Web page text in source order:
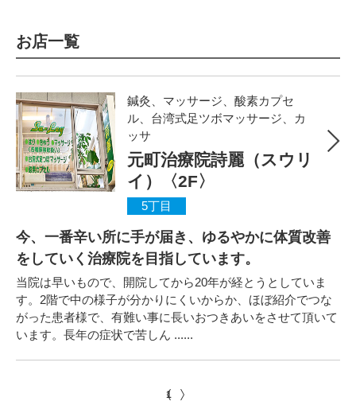
お店一覧
鍼灸、マッサージ、酸素カプセ
ル、台湾式足ツボマッサージ、カ
ッサ
元町治療院詩麗（スウリ
イ）〈2F〉
5丁目
今、一番辛い所に手が届き、ゆるやかに体質改善
をしていく治療院を目指しています。
当院は早いもので、開院してから20年が経とうとしていま
す。2階で中の様子が分かりにくいからか、ほぼ紹介でつな
がった患者様で、有難い事に長いおつきあいをさせて頂いて
います。長年の症状で苦しん ......
1